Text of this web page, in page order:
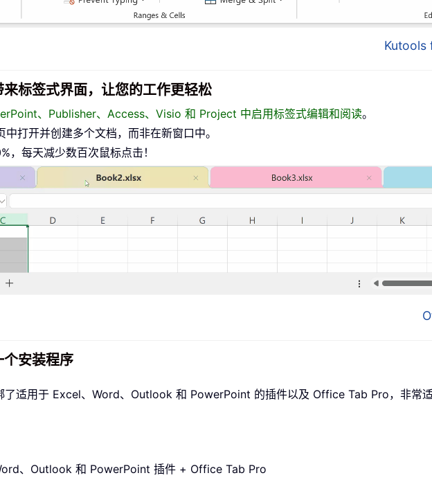
Kutools
标签式界面，让您的工作更轻松
、Publisher、Access、Visio 和 Project 中启用标签式编辑和阅读。
打开并创建多个文档，而非在新窗口中。
，每天减少数百次鼠标点击！
安装程序
了适用于 Excel、Word、Outlook 和 PowerPoint 的插件以及 Office Tab Pro，非常
、Outlook 和 PowerPoint 插件 + Office Tab Pro